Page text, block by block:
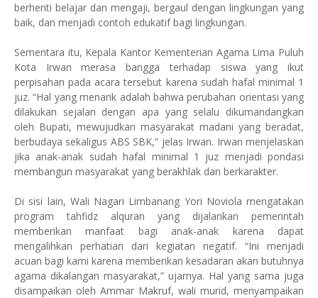
berhenti belajar dan mengaji, bergaul dengan lingkungan yang
baik, dan menjadi contoh edukatif bagi lingkungan.
Sementara itu, Kepala Kantor Kementerian Agama Lima Puluh
Kota Irwan merasa bangga terhadap siswa yang ikut
perpisahan pada acara tersebut karena sudah hafal minimal 1
juz. “Hal yang menarik adalah bahwa perubahan orientasi yang
dilakukan sejalan dengan apa yang selalu dikumandangkan
oleh Bupati, mewujudkan masyarakat madani yang beradat,
berbudaya sekaligus ABS SBK,” jelas Irwan. Irwan menjelaskan
jika anak-anak sudah hafal minimal 1 juz menjadi pondasi
membangun masyarakat yang berakhlak dan berkarakter.
Di sisi lain, Wali Nagari Limbanang Yori Noviola mengatakan
program tahfidz alquran yang dijalankan pemerintah
memberikan manfaat bagi anak-anak karena dapat
mengalihkan perhatian dari kegiatan negatif. “Ini menjadi
acuan bagi kami karena memberikan kesadaran akan butuhnya
agama dikalangan masyarakat,” ujarnya. Hal yang sama juga
disampaikan oleh Ammar Makruf, wali murid, menyampaikan